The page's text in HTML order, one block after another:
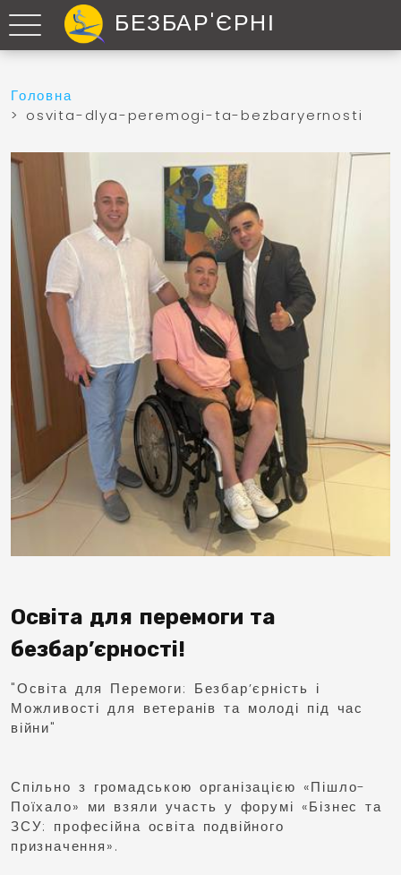
БЕЗБАР'ЄРНІ
Головна
> osvita-dlya-peremogi-ta-bezbaryernosti
Освіта для перемоги та
безбар’єрності!
"Освіта для Перемоги: Безбар’єрність і
Можливості для ветеранів та молоді під час
війни"
Спільно з громадською організацією «Пішло-
Поїхало» ми взяли участь у форумі «Бізнес та
ЗСУ: професійна освіта подвійного
призначення».